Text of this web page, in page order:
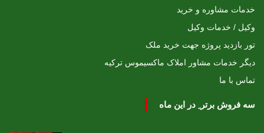
خدمات مشاوره و خرید
وکیل / خدمات وکیل
تور بازدید پروژه جهت خرید ملک
دیگر خدمات مشاور املاک ماکسیموس ترکیه
تماس با ما
سه فروش برتر ِ در این ماه